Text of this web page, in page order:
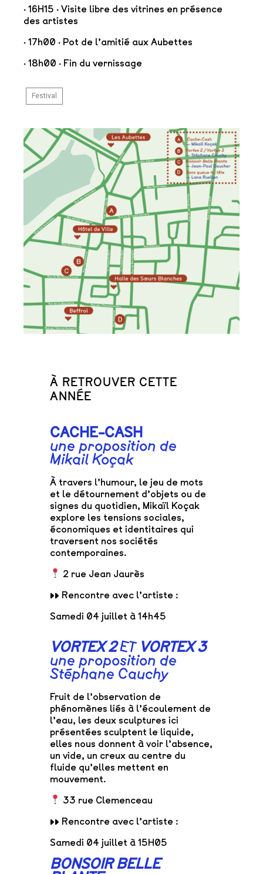
· 16H15 · Visite libre des vitrines en présence
des artistes
· 17h00 · Pot de l’amitié aux Aubettes
· 18h00 · Fin du vernissage
Festival
À RETROUVER CETTE
ANNÉE
CACHE-CASH
une proposition de
Mikail Koçak
À travers l’humour, le jeu de mots
et le détournement d’objets ou de
signes du quotidien, Mikaïl Koçak
explore les tensions sociales,
économiques et identitaires qui
traversent nos sociétés
contemporaines.
2 rue Jean Jaurès
▸▸ Rencontre avec l’artiste :
Samedi 04 juillet à 14h45
VORTEX 2ET VORTEX 3
une proposition de
Stéphane Cauchy
Fruit de l’observation de
phénomènes liés à l’écoulement de
l’eau, les deux sculptures ici
présentées sculptent le liquide,
elles nous donnent à voir l’absence,
un vide, un creux au centre du
fluide qu’elles mettent en
mouvement.
33 rue Clemenceau
▸▸ Rencontre avec l’artiste :
Samedi 04 juillet à 15H05
BONSOIR BELLE